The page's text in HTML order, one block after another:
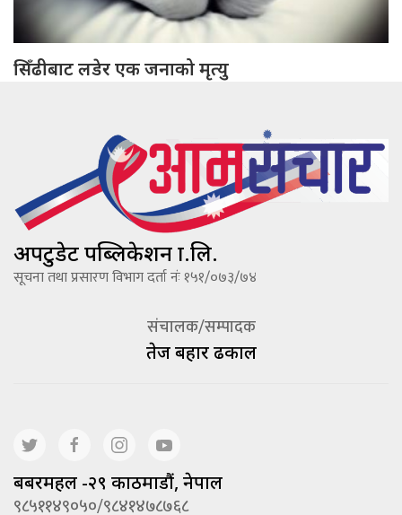
सिँढीबाट लडेर एक जनाको मृत्यु
अपटुडेट पब्लिकेशन प्रा.लि.
सूचना तथा प्रसारण विभाग दर्ता नंः १५१/०७३/७४
संचालक/सम्पादक
तेज बहादूर ढकाल
बबरमहल -२९ काठमाडौं, नेपाल
९८५११४९०५०/९८४१४७८७६८